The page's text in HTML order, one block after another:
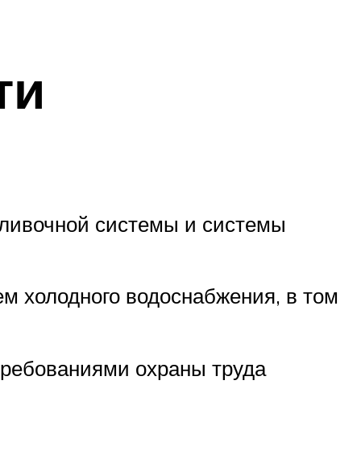
системы и системы
холодного водоснабжения, в том
охраны труда